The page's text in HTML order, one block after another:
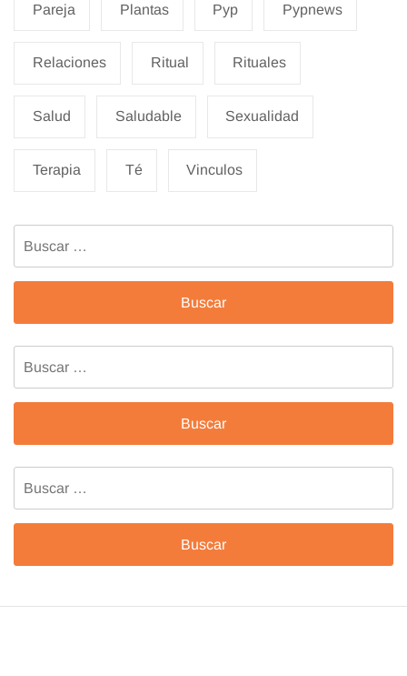
Pareja Plantas Pyp Pypnews
Relaciones Ritual Rituales
Salud Saludable Sexualidad
Terapia Té Vinculos